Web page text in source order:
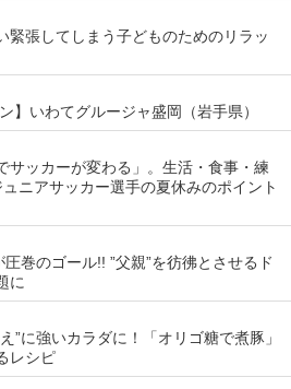
緊張してしまう子どものためのリラッ
】いわてグルージャ盛岡（岩手県）
サッカーが変わる」。生活・食事・練
ニアサッカー選手の夏休みのポイント
巻のゴール!! ”父親”を彷彿とさせるド
に
”に強いカラダに！「オリゴ糖で煮豚」
レシピ